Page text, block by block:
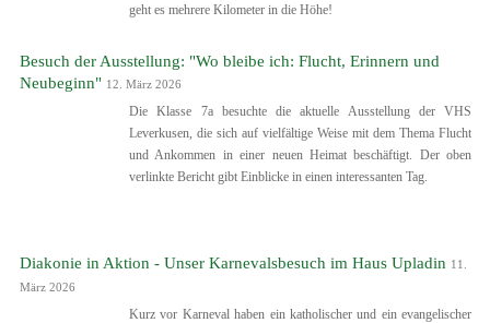
geht es mehrere Kilometer in die Höhe!
Besuch der Ausstellung: "Wo bleibe ich: Flucht, Erinnern und
Neubeginn" 12. März 2026
Die Klasse 7a besuchte die aktuelle Ausstellung der VHS
Leverkusen, die sich auf vielfältige Weise mit dem Thema Flucht
und Ankommen in einer neuen Heimat beschäftigt. Der oben
verlinkte Bericht gibt Einblicke in einen interessanten Tag.
Diakonie in Aktion - Unser Karnevalsbesuch im Haus Upladin 11.
März 2026
Kurz vor Karneval haben ein katholischer und ein evangelischer